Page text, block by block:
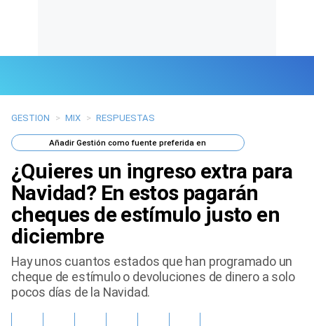
Últimas Noticias
Mi Bolsillo
Respuestas
Gente
Tendencias Mix
Sports
GESTION > MIX > RESPUESTAS
AñadirGestión como fuente preferida en
¿Quieres un ingreso extra para
Navidad? En estos pagarán
cheques de estímulo justo en
diciembre
Hay unos cuantos estados que han programado un
cheque de estímulo o devoluciones de dinero a solo
pocos días de la Navidad.